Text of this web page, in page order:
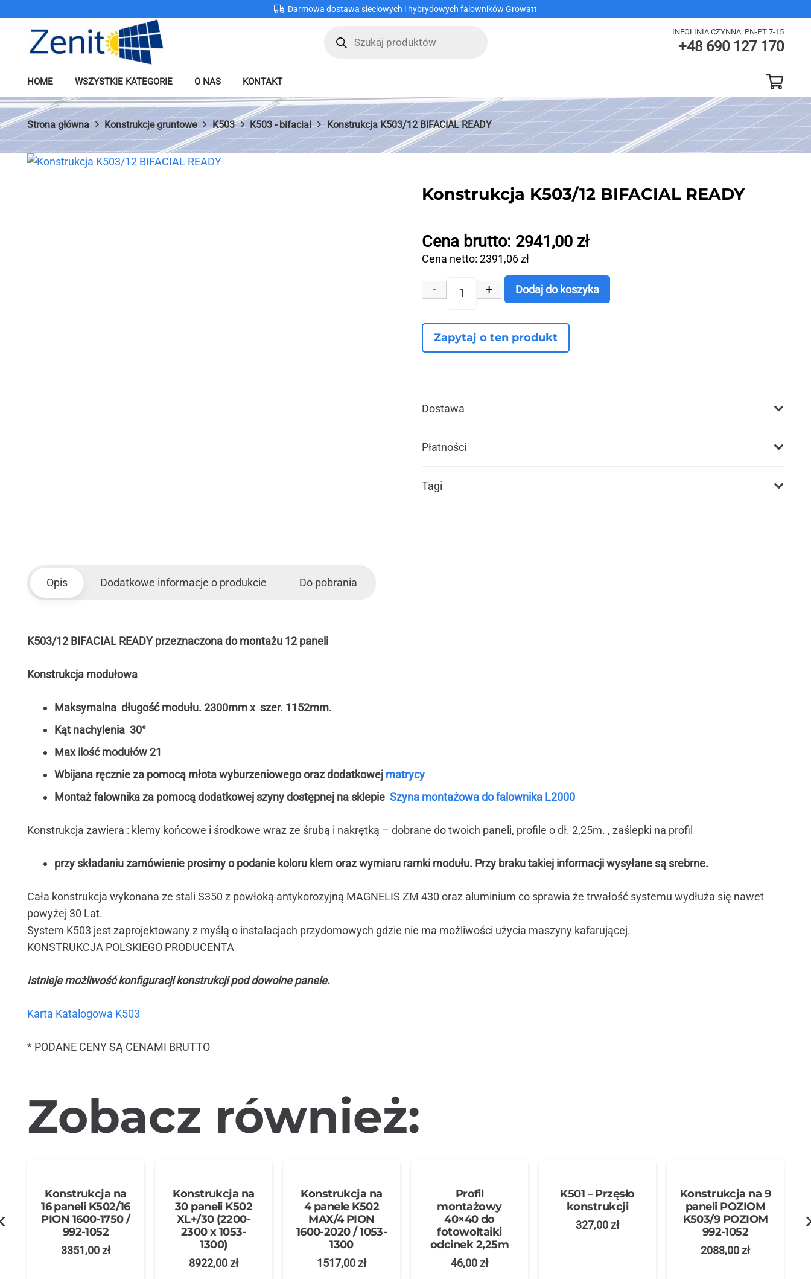
Darmowa dostawa sieciowych i hybrydowych falowników Growatt
produktów
INFOLINIA CZYNNA: PN-PT 7-15
+48 690 127 170
HOME WSZYSTKIE KATEGORIE O NAS KONTAKT
Strona główna Konstrukcje gruntowe K503 K503 - bifacial Konstrukcja K503/12 BIFACIAL READY
Konstrukcja K503/12 BIFACIAL READY
Cena brutto: 2941,00 zł
Cena netto: 2391,06zł
ilość Konstrukcja K503/12 BIFACIAL READY
- + Dodaj do koszyka
Zapytaj o ten produkt
Dostawa
Płatności
Tagi
Opis Dodatkowe informacje o produkcie Do pobrania
K503/12 BIFACIAL READY przeznaczona do montażu 12 paneli
Konstrukcja modułowa
Maksymalna długość modułu. 2300mm x szer. 1152mm.
Kąt nachylenia 30°
Max ilość modułów 21
Wbijana ręcznie za pomocą młota wyburzeniowego oraz dodatkowej matrycy
Montaż falownika za pomocą dodatkowej szyny dostępnej na sklepie Szyna montażowa do falownika L2000
Konstrukcja zawiera : klemy końcowe i środkowe wraz ze śrubą i nakrętką – dobrane do twoich paneli, profile o dł. 2,25m. , zaślepki na profil
przy składaniu zamówienie prosimy o podanie koloru klem oraz wymiaru ramki modułu. Przy braku takiej informacji wysyłane są srebrne.
Cała konstrukcja wykonana ze stali S350 z powłoką antykorozyjną MAGNELIS ZM 430 oraz aluminium co sprawia że trwałość systemu wydłuża się nawet
powyżej 30 Lat.
System K503 jest zaprojektowany z myślą o instalacjach przydomowych gdzie nie ma możliwości użycia maszyny kafarującej.
KONSTRUKCJA POLSKIEGO PRODUCENTA
Istnieje możliwość konfiguracji konstrukcji pod dowolne panele.
Karta Katalogowa K503
* PODANE CENY SĄ CENAMI BRUTTO
Zobacz również:
Konstrukcja na
16 paneli K502/16
PION 1600-1750 /
992-1052
3351,00zł
Konstrukcja na
30 paneli K502
XL+/30 (2200-
2300 x 1053-
1300)
8922,00zł
Konstrukcja na
4 panele K502
MAX/4 PION
1600-2020 / 1053-
1300
1517,00zł
Profil
montażowy
40×40 do
fotowoltaiki
odcinek 2,25m
46,00zł
K501 – Przęsło
konstrukcji
327,00zł
Konstrukcja na 9
paneli POZIOM
K503/9 POZIOM
992-1052
2083,00zł